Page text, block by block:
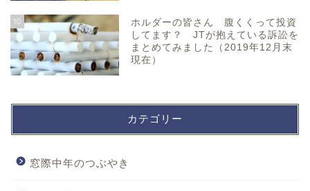
10
ホルダーの皆さん 腹くくって投資
してます？ JTが抱えている訴訟を
まとめてみました（2019年12月末
現在）
カテゴリー
窓際中年のつぶやき